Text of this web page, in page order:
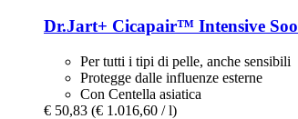
Dr.Jart+ Cicapair™ Intensive
Per tutti i tipi di pelle, anche sensibili
Protegge dalle influenze esterne
Con Centella asiatica
€ 50,83 (€ 1.016,60 / l)